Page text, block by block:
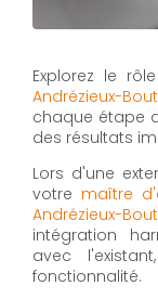
Explorez le
Andrézieux-
chaque étape
des résultats
Lors d'une
votre maître
Andrézieux-
intégration
avec
fonctionnalité.